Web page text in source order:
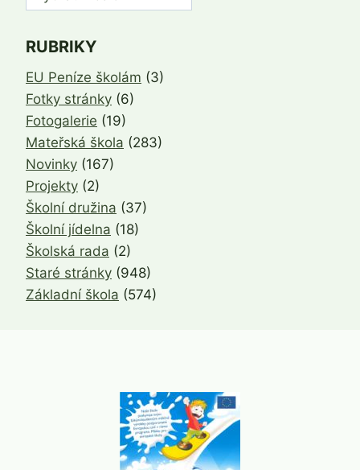
RUBRIKY
EU Peníze školám (3)
Fotky stránky (6)
Fotogalerie (19)
Mateřská škola (283)
Novinky (167)
Projekty (2)
Školní družina (37)
Školní jídelna (18)
Školská rada (2)
Staré stránky (948)
Základní škola (574)